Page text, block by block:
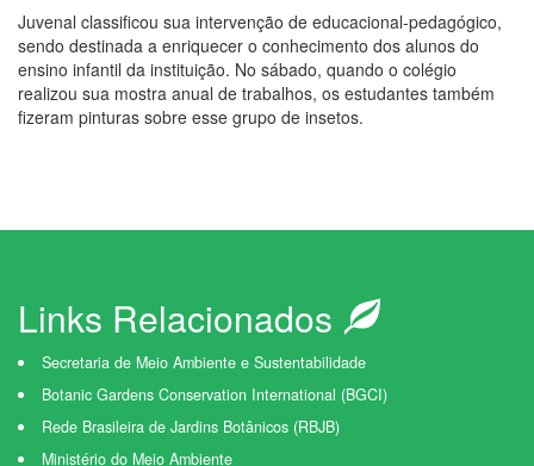
Juvenal classificou sua intervenção de educacional-pedagógico,
sendo destinada a enriquecer o conhecimento dos alunos do
ensino infantil da instituição. No sábado, quando o colégio
realizou sua mostra anual de trabalhos, os estudantes também
fizeram pinturas sobre esse grupo de insetos.
Links Relacionados
Secretaria de Meio Ambiente e Sustentabilidade
Botanic Gardens Conservation International (BGCI)
Rede Brasileira de Jardins Botânicos (RBJB)
Ministério do Meio Ambiente